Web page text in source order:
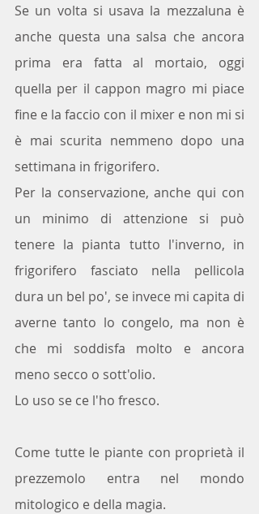
Se un volta si usava la mezzaluna è
anche questa una salsa che ancora
prima era fatta al mortaio, oggi
quella per il cappon magro mi piace
fine e la faccio con il mixer e non mi si
è mai scurita nemmeno dopo una
settimana in frigorifero.
Per la conservazione, anche qui con
un minimo di attenzione si può
tenere la pianta tutto l'inverno, in
frigorifero fasciato nella pellicola
dura un bel po', se invece mi capita di
averne tanto lo congelo, ma non è
che mi soddisfa molto e ancora
meno secco o sott'olio.
Lo uso se ce l'ho fresco.
Come tutte le piante con proprietà il
prezzemolo entra nel mondo
mitologico e della magia.